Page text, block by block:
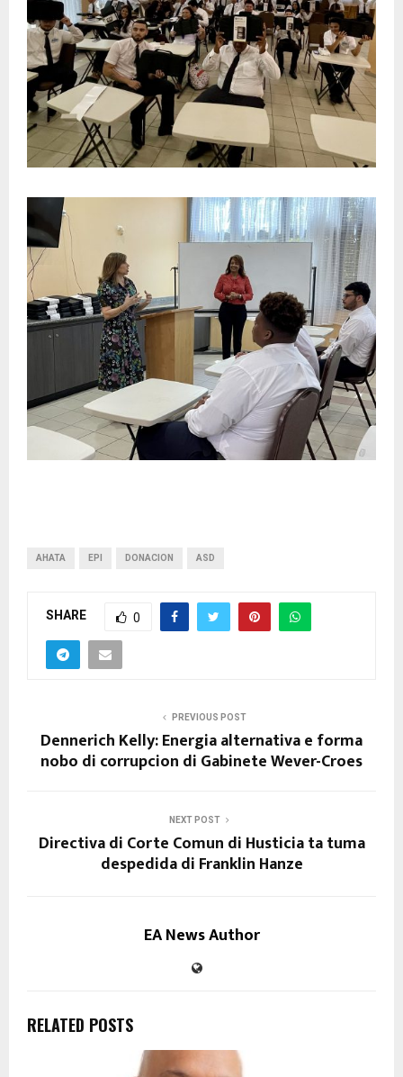
AHATA EPI DONACION ASD
SHARE 0
PREVIOUS POST
Dennerich Kelly: Energia alternativa e forma
nobo di corrupcion di Gabinete Wever-Croes
NEXT POST
Directiva di Corte Comun di Husticia ta tuma
despedida di Franklin Hanze
EA News Author
RELATED POSTS